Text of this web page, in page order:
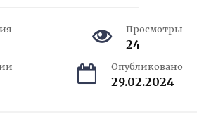
Просмотры
24
Опубликовано
29.02.2024